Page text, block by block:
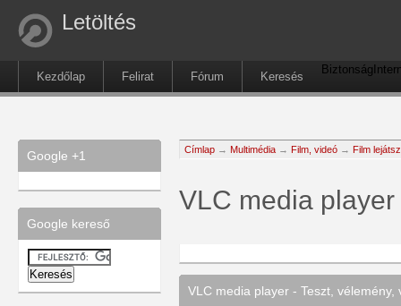
Letöltés
Kezdőlap Felirat Fórum Keresés
Biztonság
Google +1
Google kereső
Címlap → Multimédia → Film, videó → Film
VLC media player
VLC media player - Teszt, vélemény,